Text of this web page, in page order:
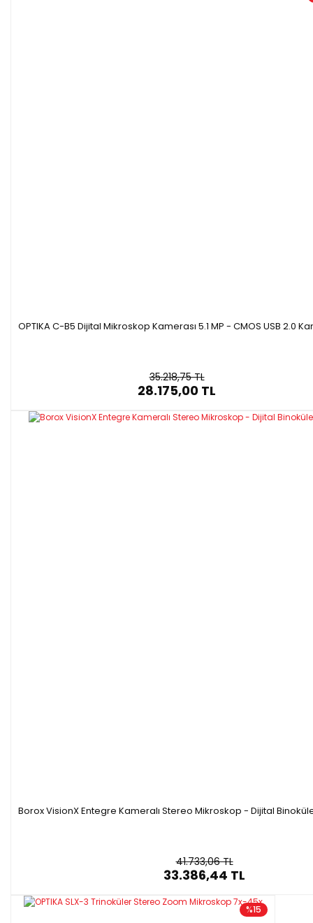
OPTIKA C-B5 Dijital Mikroskop Kamerası 5.1 MP - CMOS USB 2.0
35.218,75 TL
28.175,00 TL
Borox VisionX Entegre Kameralı Stereo Mikroskop - Dijital
41.733,06 TL
33.386,44 TL
%15